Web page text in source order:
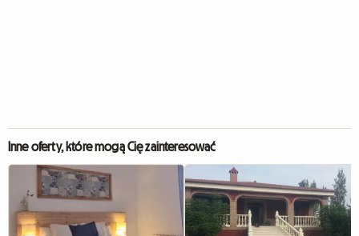
Inne oferty, które mogą Cię zainteresować